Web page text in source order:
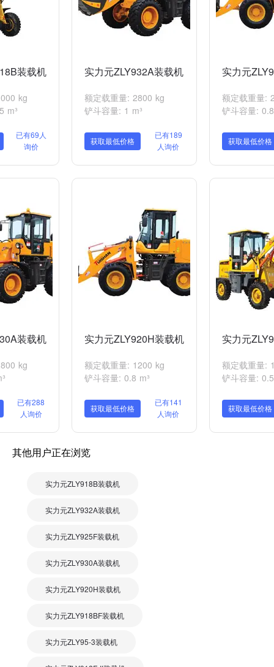
装载机
kg
m³
已有69人
询价
实力元ZLY932A装载机
额定载重量: 2800 kg
铲斗容量: 1 m³
获取最低价格
已有189
人询价
实力元
额定载重量:
铲斗容量:
获取最低价格
装载机
kg
已有288
人询价
实力元ZLY920H装载机
额定载重量: 1200 kg
铲斗容量: 0.8 m³
获取最低价格
已有141
人询价
实力元
额定载重量:
铲斗容量:
获取最低价格
其他用户正在浏览
实力元ZLY918B装载机
实力元ZLY932A装载机
实力元ZLY925F装载机
实力元ZLY930A装载机
实力元ZLY920H装载机
实力元ZLY918BF装载机
实力元ZLY95-3装载机